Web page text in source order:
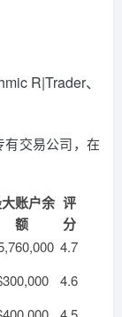
R|Trader、
有交易公司，在
账户余
额
评
分
4.7
4.6